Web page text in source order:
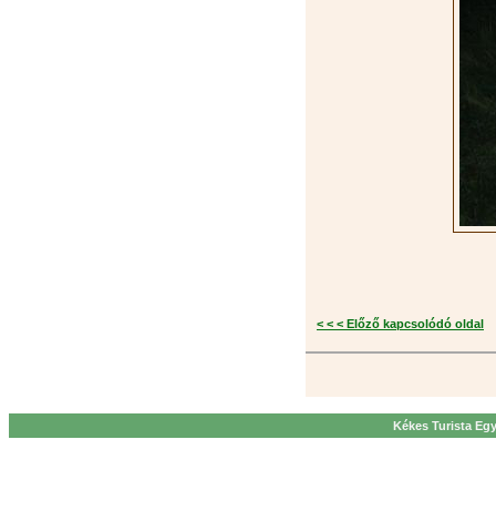
< < < Előző kapcsolódó oldal
Kékes Turista